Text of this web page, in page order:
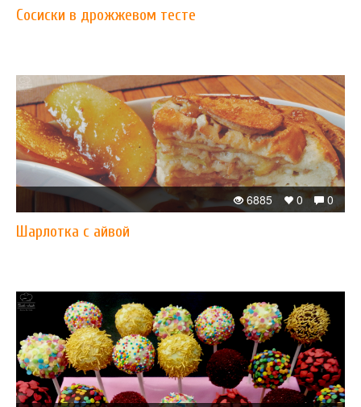
Сосиски в дрожжевом тесте
0
0
6885
Шарлотка с айвой